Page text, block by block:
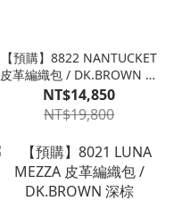
【預購】8822 NANTUCKET
皮革編織包 / DK.BROWN 深
棕
NT$14,850
NT$19,800